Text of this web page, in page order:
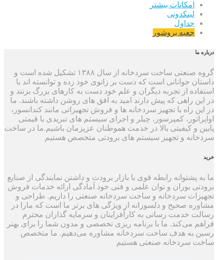
امکانات بیشتر
لینکدونی
جداول
جعبه بروشور
درباره ما
گروه صنعتی ساخت سردخانه از سال ۱۳۸۸ تشکیل شده است و
داستان جوانانی است که دست بر زانوی خود زده و توانسته اند با
استفاده از تجربه دیگران و علم خود دست به کارهای بزرگ بزنند و
در این راهی که پیش دارند امید به افق های روشن داشته باشند. ما
در این راه با تجهیز سردخانه ها و فروش تجهیزاتی مانند کندانسور،
اواپراتور، کمپرسور، چیلر و اجرای سیستم های تبریدی با قیمتی
پایین و کیفیتی بالا در خدمت هموطنان عزیزمان باشیم.ما در ساخت
سردخانه و تجهیز سیستم های برودتی متخصص هستیم
خرید
ما به پشتوانه رابطه قوی با بازار برودت و داشتن نمایندگی از صنایع
برودتی بوران و توان علمی و فنی خود آمادگی ارائه خدمات فروش
تجهیزات سردخانه و ساخت سردخانه صنعتی را داریم. طراحی و
مشاوره صحیح و دلسوزانه از ویژگی های برتر ما است که مارا در
رسالت خدمت رسانی به کارآفراینان و سرمایه گذاران محترم
فراهم می‌کند. ما با برنامه ریزی تخصصی و مدون شما را برای بهتر
رسین به هدف ساخت سردخانه مشاوره می‌دهیم. ما متخصص
ساخت سردخانه صنعتی هستیم